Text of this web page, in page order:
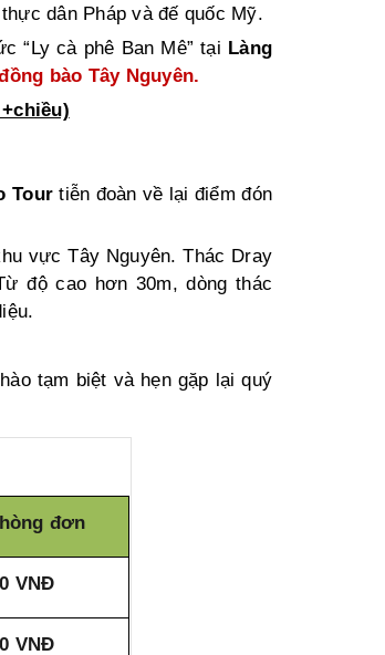
thực dân Pháp và đế quốc Mỹ.
“Ly cà phê Ban Mê” tại Làng
bào Tây Nguyên.
Tour tiễn đoàn về lại điểm đón
vực Tây Nguyên. Thác Dray
độ cao hơn 30m, dòng thác
tạm biệt và hẹn gặp lại quý
đơn
VNĐ
VNĐ